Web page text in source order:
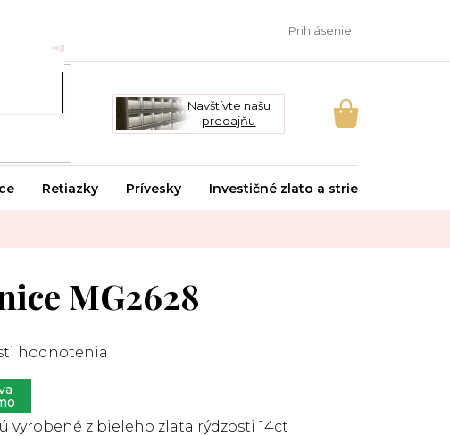
Prihlásenie
Navštívte našu
predajňu
NÁKUPNÝ
Retiazky Prívesky Investičné zlato a striebro
vyrobené z bieleho zlata rýdzosti 14ct
MG2628
hodnotenia